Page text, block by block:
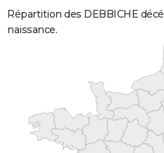
Répartition des DEBBICHE
naissance.